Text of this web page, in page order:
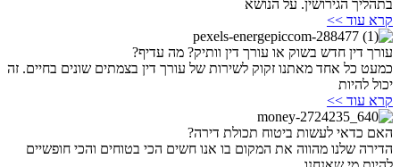
בתהליך הגירושין. על הנושא
קרא עוד >>
עורך דין חדש בשוק או עורך דין וותיק? מה עדיף?
כמעט כל אחד מאתנו זקוק לשירות של עורך דין בצמתים שונים בחיים. זה
יכול להיות
קרא עוד >>
האם כדאי לעשות ביטוח תכולת דירה?
הדירה שלנו מהווה את המקום בו אנו חשים הכי בטוחים והכי חופשיים